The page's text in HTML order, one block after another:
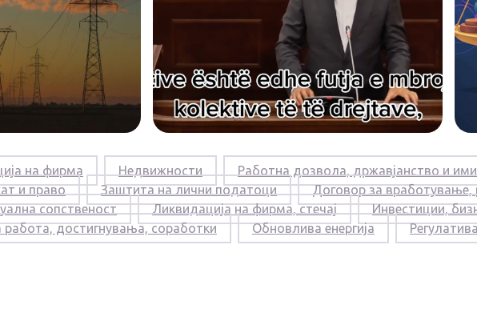
на фирма Недвижности Работна дозвола, државјанство и
и право
Заштита на лични податоци
Договор за вработување,
сопственост
Ликвидација на фирма, стечај
Инвестиции,
работа, достигнувања, соработки
Обновлива енергија